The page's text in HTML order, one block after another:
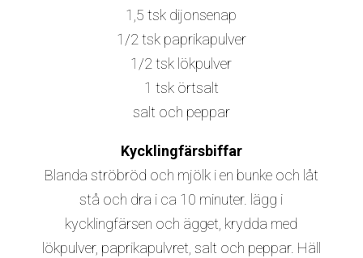
1,5 tsk dijonsenap
1/2 tsk paprikapulver
1/2 tsk lökpulver
1 tsk örtsalt
salt och peppar
Kycklingfärsbiffar
Blanda ströbröd och mjölk i en bunke och låt
stå och dra i ca 10 minuter. lägg i
kycklingfärsen och ägget, krydda med
lökpulver, paprikapulvret, salt och peppar. Häll